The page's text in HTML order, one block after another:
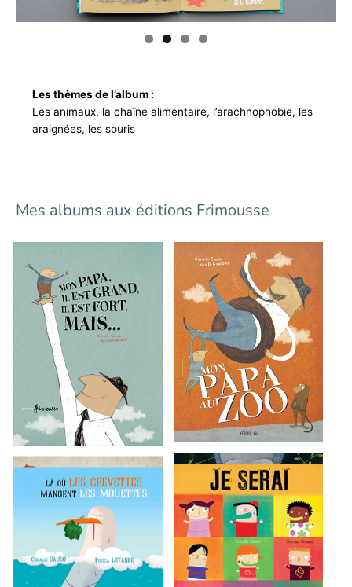
Les thèmes de l’album :
Les animaux, la chaîne alimentaire, l’arachnophobie, les
araignées, les souris
Mes albums aux éditions Frimousse